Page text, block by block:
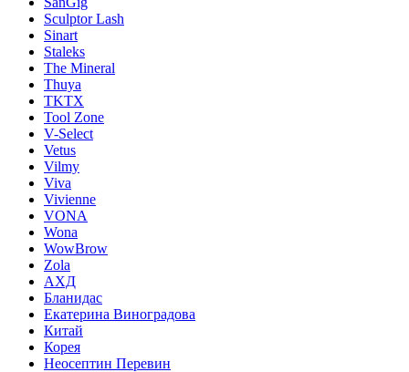
Sculptor Lash
Sinart
Staleks
The Mineral
Thuya
TKTX
Tool Zone
V-Select
Vetus
Vilmy
Viva
Vivienne
VONA
Wona
WowBrow
Zola
АХД
Бланидас
Екатерина Виноградова
Китай
Корея
Неосептин Перевин